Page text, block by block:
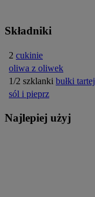
Składniki
2 cukinie
oliwa z oliwek
1/2 szklanki bułki tartej
sól i pieprz
Najlepiej użyj